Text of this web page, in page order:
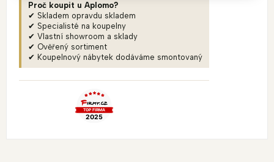
Proč koupit u Aplomo?
✔ Skladem opravdu skladem
✔ Specialisté na koupelny
✔ Vlastní showroom a sklady
✔ Ověřený sortiment
✔ Koupelnový nábytek dodáváme smontovaný